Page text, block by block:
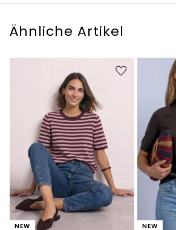
Ähnliche Artikel
NEW NEW